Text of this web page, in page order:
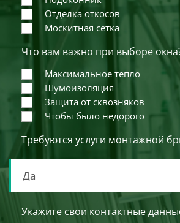
Отделка откосов
Москитная сетка
Что вам важно при выборе
Максимальное тепло
Шумоизоляция
Защита от сквозняков
Чтобы было недорого
Требуются услуги монтажной
Укажите свои контактные